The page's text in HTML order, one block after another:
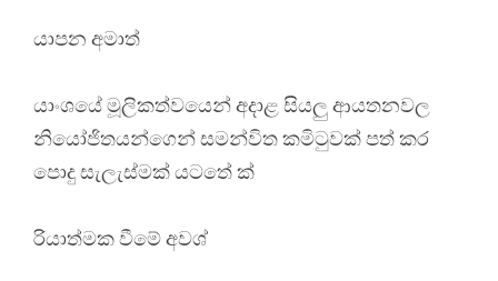
යාපන අමාත්
යාංශයේ මූලිකත්වයෙන් අදාළ සියලු ආයතනවල
නියෝජිතයන්ගෙන් සමන්විත කමිටුවක් පත් කර
පොදු සැලැස්මක් යටතේ ක්
රියාත්මක වීමේ අවශ්